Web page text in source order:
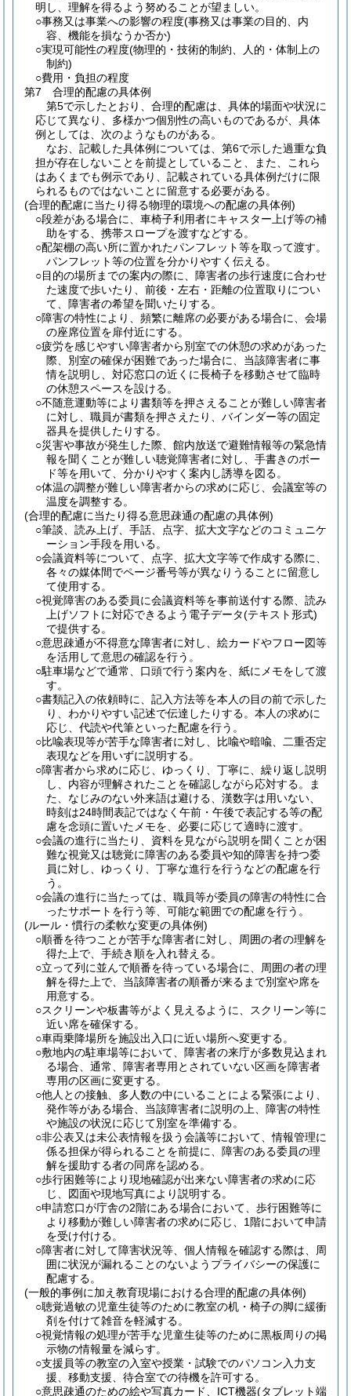
明し、理解を得るよう努めることが望ましい。
○事務又は事業への影響の程度(事務又は事業の目的、内
容、機能を損なうか否か)
○実現可能性の程度(物理的・技術的制約、人的・体制上の
制約)
○費用・負担の程度
第7 合理的配慮の具体例
第5で示したとおり、合理的配慮は、具体的場面や状況に
応じて異なり、多様かつ個別性の高いものであるが、具体
例としては、次のようなものがある。
なお、記載した具体例については、第6で示した過重な負
担が存在しないことを前提としていること、また、これら
はあくまでも例示であり、記載されている具体例だけに限
られるものではないことに留意する必要がある。
(合理的配慮に当たり得る物理的環境への配慮の具体例)
○段差がある場合に、車椅子利用者にキャスター上げ等の補
助をする、携帯スロープを渡すなどする。
○配架棚の高い所に置かれたパンフレット等を取って渡す。
パンフレット等の位置を分かりやすく伝える。
○目的の場所までの案内の際に、障害者の歩行速度に合わせ
た速度で歩いたり、前後・左右・距離の位置取りについ
て、障害者の希望を聞いたりする。
○障害の特性により、頻繁に離席の必要がある場合に、会場
の座席位置を扉付近にする。
○疲労を感じやすい障害者から別室での休憩の求めがあった
際、別室の確保が困難であった場合に、当該障害者に事
情を説明し、対応窓口の近くに長椅子を移動させて臨時
の休憩スペースを設ける。
○不随意運動等により書類等を押さえることが難しい障害者
に対し、職員が書類を押さえたり、バインダー等の固定
器具を提供したりする。
○災害や事故が発生した際、館内放送で避難情報等の緊急情
報を聞くことが難しい聴覚障害者に対し、手書きのボー
ド等を用いて、分かりやすく案内し誘導を図る。
○体温の調整が難しい障害者からの求めに応じ、会議室等の
温度を調整する。
(合理的配慮に当たり得る意思疎通の配慮の具体例)
○筆談、読み上げ、手話、点字、拡大文字などのコミュニケ
ーション手段を用いる。
○会議資料等について、点字、拡大文字等で作成する際に、
各々の媒体間でページ番号等が異なりうることに留意し
て使用する。
○視覚障害のある委員に会議資料等を事前送付する際、読み
上げソフトに対応できるよう電子データ(テキスト形式)
で提供する。
○意思疎通が不得意な障害者に対し、絵カードやフロー図等
を活用して意思の確認を行う。
○駐車場などで通常、口頭で行う案内を、紙にメモをして渡
す。
○書類記入の依頼時に、記入方法等を本人の目の前で示した
り、わかりやすい記述で伝達したりする。本人の求めに
応じ、代読や代筆といった配慮を行う。
○比喩表現等が苦手な障害者に対し、比喩や暗喩、二重否定
表現などを用いずに説明する。
○障害者から求めに応じ、ゆっくり、丁寧に、繰り返し説明
し、内容が理解されたことを確認しながら応対する。ま
た、なじみのない外来語は避ける、漢数字は用いない、
時刻は24時間表記ではなく午前・午後で表記する等の配
慮を念頭に置いたメモを、必要に応じて適時に渡す。
○会議の進行に当たり、資料を見ながら説明を聞くことが困
難な視覚又は聴覚に障害のある委員や知的障害を持つ委
員に対し、ゆっくり、丁寧な進行を行うなどの配慮を行
う。
○会議の進行に当たっては、職員等が委員の障害の特性に合
ったサポートを行う等、可能な範囲での配慮を行う。
(ルール・慣行の柔軟な変更の具体例)
○順番を待つことが苦手な障害者に対し、周囲の者の理解を
得た上で、手続き順を入れ替える。
○立って列に並んで順番を待っている場合に、周囲の者の理
解を得た上で、当該障害者の順番が来るまで別室や席を
用意する。
○スクリーンや板書等がよく見えるように、スクリーン等に
近い席を確保する。
○車両乗降場所を施設出入口に近い場所へ変更する。
○敷地内の駐車場等において、障害者の来庁が多数見込まれ
る場合、通常、障害者専用とされていない区画を障害者
専用の区画に変更する。
○他人との接触、多人数の中にいることによる緊張により、
発作等がある場合、当該障害者に説明の上、障害の特性
や施設の状況に応じて別室を準備する。
○非公表又は未公表情報を扱う会議等において、情報管理に
係る担保が得られることを前提に、障害のある委員の理
解を援助する者の同席を認める。
○歩行困難等により現地確認が出来ない障害者の求めに応
じ、図面や現地写真により説明する。
○申請窓口が庁舎の2階にある場合において、歩行困難等に
より移動が難しい障害者の求めに応じ、1階において申請
を受け付ける。
○障害者に対して障害状況等、個人情報を確認する際は、周
囲に状況が漏れることのないようプライバシーの保護に
配慮する。
(一般的事例に加え教育現場における合理的配慮の具体例)
○聴覚過敏の児童生徒等のために教室の机・椅子の脚に緩衝
剤を付けて雑音を軽減する。
○視覚情報の処理が苦手な児童生徒等のために黒板周りの掲
示物の情報量を減らす。
○支援員等の教室の入室や授業・試験でのパソコン入力支
援、移動支援、待合室での待機を許可する。
○意思疎通のための絵や写真カード、ICT機器(タブレット端